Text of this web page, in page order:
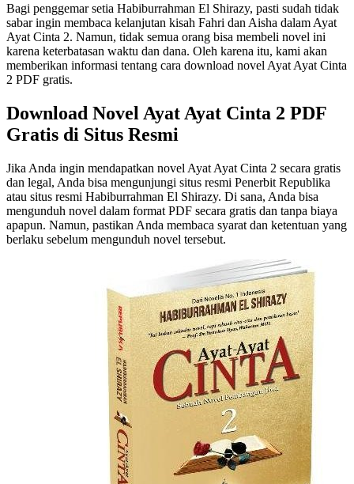
Bagi penggemar setia Habiburrahman El Shirazy, pasti sudah tidak
sabar ingin membaca kelanjutan kisah Fahri dan Aisha dalam Ayat
Ayat Cinta 2. Namun, tidak semua orang bisa membeli novel ini
karena keterbatasan waktu dan dana. Oleh karena itu, kami akan
memberikan informasi tentang cara download novel Ayat Ayat Cinta
2 PDF gratis.
Download Novel Ayat Ayat Cinta 2 PDF
Gratis di Situs Resmi
Jika Anda ingin mendapatkan novel Ayat Ayat Cinta 2 secara gratis
dan legal, Anda bisa mengunjungi situs resmi Penerbit Republika
atau situs resmi Habiburrahman El Shirazy. Di sana, Anda bisa
mengunduh novel dalam format PDF secara gratis dan tanpa biaya
apapun. Namun, pastikan Anda membaca syarat dan ketentuan yang
berlaku sebelum mengunduh novel tersebut.